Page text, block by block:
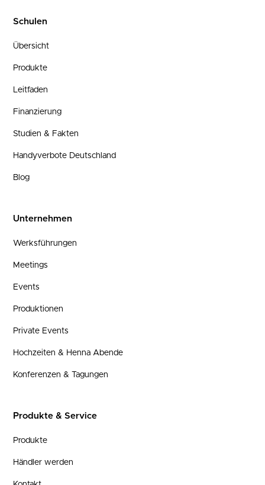
Schulen
Übersicht
Produkte
Leitfaden
Finanzierung
Studien & Fakten
Handyverbote Deutschland
Blog
Unternehmen
Werksführungen
Meetings
Events
Produktionen
Private Events
Hochzeiten & Henna Abende
Konferenzen & Tagungen
Produkte & Service
Produkte
Händler werden